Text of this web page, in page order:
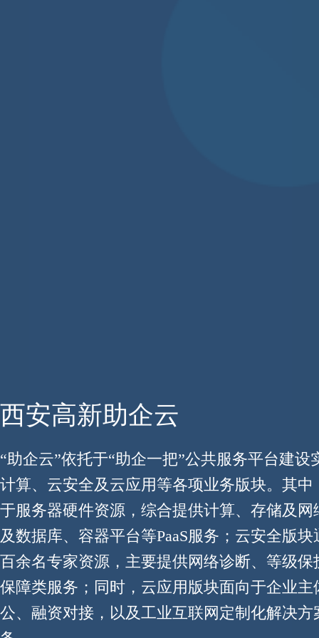
西安高新助企云
“助企云”依托于“助企一把”公共服务平台建设
计算、云安全及云应用等各项业务版块。其中
于服务器硬件资源，综合提供计算、存储及网
及数据库、容器平台等PaaS服务；云安全版
百余名专家资源，主要提供网络诊断、等级保
保障类服务；同时，云应用版块面向于企业主
公、融资对接，以及工业互联网定制化解决方